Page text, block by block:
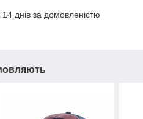
днів за домовленістю